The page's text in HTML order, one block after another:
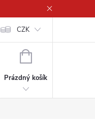
CZK
NÁKUPNÍ
Prázdný košík